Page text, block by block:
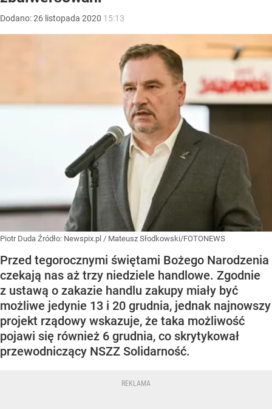
Dodano:26 listopada 2020 15:13
Piotr Duda Źródło: Newspix.pl / Mateusz Słodkowski/FOTONEWS
Przed tegorocznymi świętami Bożego Narodzenia
czekają nas aż trzy niedziele handlowe. Zgodnie
z ustawą o zakazie handlu zakupy miały być
możliwe jedynie 13 i 20 grudnia, jednak najnowszy
projekt rządowy wskazuje, że taka możliwość
pojawi się również 6 grudnia, co skrytykował
przewodniczący NSZZ Solidarność.